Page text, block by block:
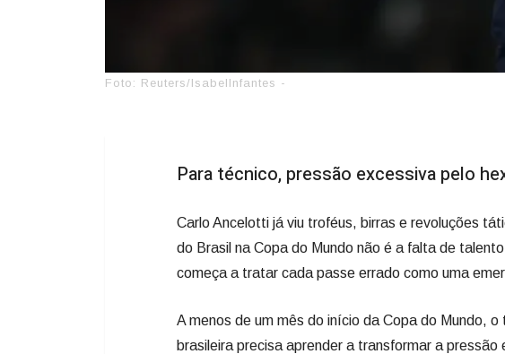
Foto: Reuters/IsabelInfantes -
Para técnico, pressão excessiva pelo
Carlo Ancelotti já viu troféus, birras e revoluções
do Brasil na Copa do Mundo não é a falta de
começa a tratar cada passe errado como uma
A menos de um mês do início da Copa do Mundo,
brasileira precisa aprender a transformar a